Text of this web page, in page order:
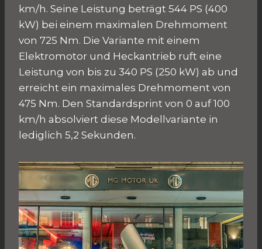
km/h. Seine Leistung beträgt 544 PS (400
kW) bei einem maximalen Drehmoment
von 725 Nm. Die Variante mit einem
Elektromotor und Heckantrieb ruft eine
Leistung von bis zu 340 PS (250 kW) ab und
erreicht ein maximales Drehmoment von
475 Nm. Den Standardsprint von 0 auf 100
km/h absolviert diese Modellvariante in
lediglich 5,2 Sekunden.